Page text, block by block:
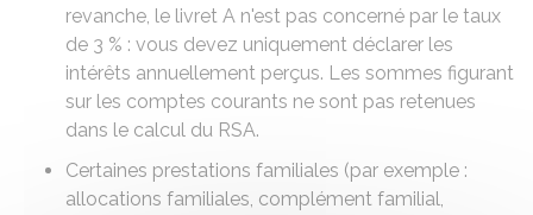
revanche, le livret A n'est pas concerné par le taux
de 3 % : vous devez uniquement déclarer les
intérêts annuellement perçus. Les sommes figurant
sur les comptes courants ne sont pas retenues
dans le calcul du RSA.
Certaines prestations familiales (par exemple :
allocations familiales, complément familial,